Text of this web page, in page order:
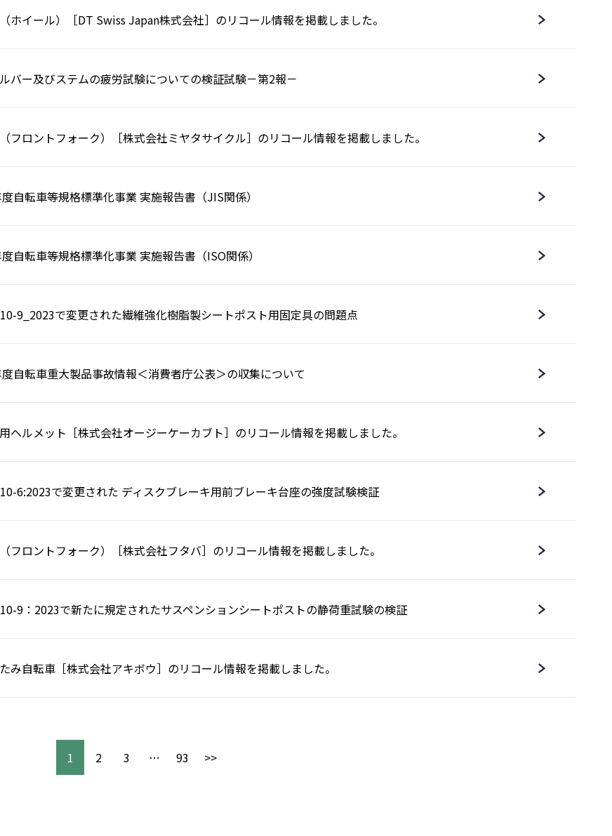
ホイール）［DT Swiss Japan株式会社］のリコール情報を掲載しました。
バー及びステムの疲労試験についての検証試験－第2報－
フロントフォーク）［株式会社ミヤタサイクル］のリコール情報を掲載しました。
自転車等規格標準化事業 実施報告書（JIS関係）
自転車等規格標準化事業 実施報告書（ISO関係）
9_2023で変更された繊維強化樹脂製シートポスト用固定具の問題点
自転車重大製品事故情報＜消費者庁公表＞の収集について
ヘルメット［株式会社オージーケーカブト］のリコール情報を掲載しました。
6:2023で変更された ディスクブレーキ用前ブレーキ台座の強度試験検証
フロントフォーク）［株式会社フタバ］のリコール情報を掲載しました。
9：2023で新たに規定されたサスペンションシートポストの静荷重試験の検証
み自転車［株式会社アキボウ］のリコール情報を掲載しました。
1 2 3 … 93 >>